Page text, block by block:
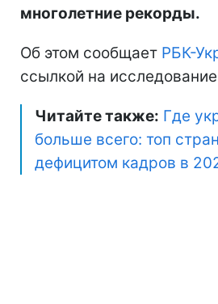
многолетние рекорды.
Об этом сообщает РБК-
ссылкой на исследование
Читайте также: Где
больше всего: топ
дефицитом кадров в